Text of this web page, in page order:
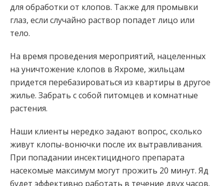
для обработки от клопов. Также для промывки
глаз, если случайно раствор попадет лицо или
тело.
На время проведения мероприятий, нацеленных
на уничтожение клопов в Яхроме, жильцам
придется перебазироваться из квартиры в другое
жилье. Забрать с собой питомцев и комнатные
растения.
Наши клиенты нередко задают вопрос, сколько
живут клопы-вонючки после их вытравливания.
При попадании инсектицидного препарата
насекомые максимум могут прожить 20 минут. Яд
будет эффективно работать в течение двух часов.